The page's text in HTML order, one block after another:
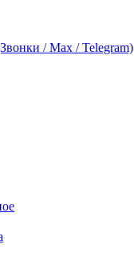
/ Max / Telegram)